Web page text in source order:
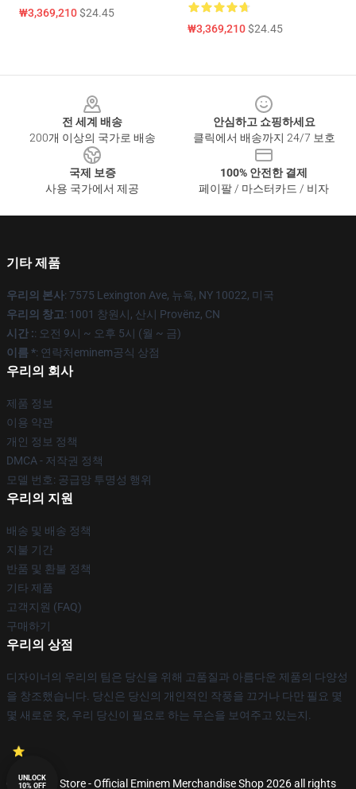
₩3,369,210$24.45
₩3,369,210$24.45
전 세계 배송
200개 이상의 국가로 배송
안심하고 쇼핑하세요
클릭에서 배송까지 24/7 보호
국제 보증
사용 국가에서 제공
100% 안전한 결제
페이팔 / 마스터카드 / 비자
기타 제품
우리의 본사: 7575 Lexington Ave, 뉴욕, NY 10022, 미국
우리의 창고: 1001 창원시, 산시 Provënz, CN
시간 :: 오전 9시 ~ 오후 5시 (월 ~ 금)
이름 *: 연락처eminem공식 상점
우리의 회사
제품 정보
이용 약관
개인 정보 정책
DMCA - 저작권 정책
모델 번호: 공급망 투명성 행위
우리의 지원
배송 및 배송 정책
지불 기간
반품 및 환불 정책
기타 제품
고객지원 (FAQ)
구매하기
우리의 상점
디자이너의 우리의 팀은 당신을 위해 고품질과 아름다운 제품의 다양성
을 창조했습니다. 당신은 당신의 개인적인 작풍을 끄거나 다만 필요 몇
몇 새로운 옷, 우리 당신이 필요로 하는 무슨을 보여주고 있는지.
© Eminem Store - Official Eminem Merchandise Shop 2026 all rights
UNLOCK
10% OFF